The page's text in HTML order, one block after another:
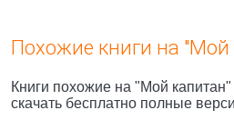
Похожие книги на "Мой
Книги похожие на "Мой капитан"
скачать бесплатно полные